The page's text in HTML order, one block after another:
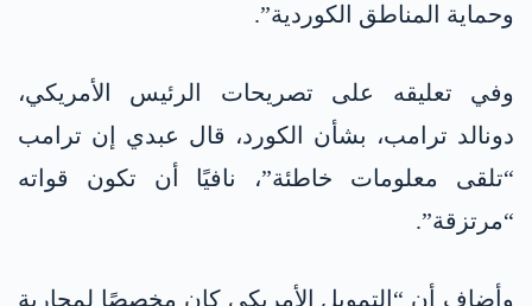
وحماية المناطق الكوردية”.
وفي تعليقه على تصريحات الرئيس الأمريكي،
دونالد ترامب، بشأن الكورد، قال عبدي إن ترامب
“تلقى معلومات خاطئة”، نافيًا أن تكون قواته
“مرتزقة”.
وأضاف أن “التمويل الأمريكي كان مخصصًا لمحاربة